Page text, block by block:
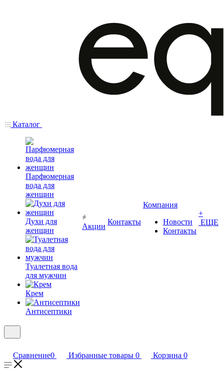
Каталог
Парфюмерная
вода для
женщин
Духи для
женщин
Туалетная вода
для мужчин
Крем
Антисептики
Акции
Контакты
Компания
Новости
Контакты
+
ЕЩЕ
Сравнение0 Избранные товары 0 Корзина 0